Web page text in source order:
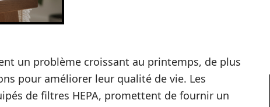
un problème croissant au printemps, de plus
pour améliorer leur qualité de vie. Les
de filtres HEPA, promettent de fournir un